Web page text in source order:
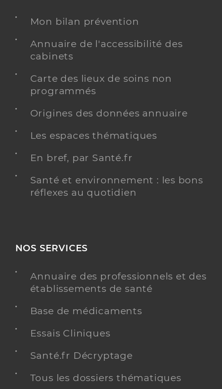
Mon bilan prévention
Annuaire de l'accessibilité des
cabinets
Carte des lieux de soins non
programmés
Origines des données annuaire
Les espaces thématiques
En bref, par Santé.fr
Santé et environnement : les bons
réflexes au quotidien
NOS SERVICES
Annuaire des professionnels et des
établissements de santé
Base de médicaments
Essais Cliniques
Santé.fr Décryptage
Tous les dossiers thématiques